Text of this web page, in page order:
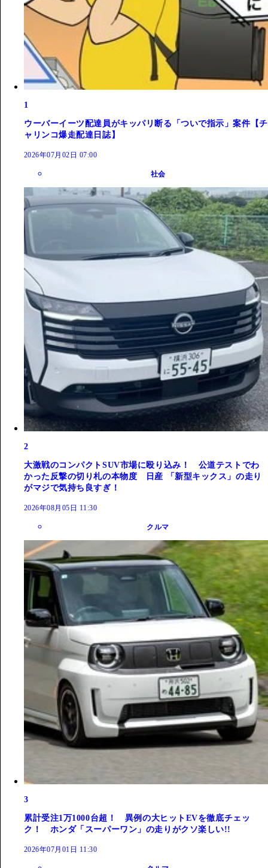
1
ウーバーイーツ配達員がキッパリ断る「ついで指示」案件【チ
ャリンコ爆走配達日誌】
2026年07月02日 07:00
社会
2
大激戦のコンパクトSUV市場に殴り込み！ 公道テストでわ
かった反撃の切り札の本物度 日産 「新型キックス」の走り
がマジで気持ち良すぎ！
2026年08月05日 11:30
クルマ
3
累計受注1万1000台超！ 異例の大ヒットEVを徹底チェッ
ク！ ホンダ「スーパーワン」の走りがクソ楽しい!!
2026年07月01日 11:30